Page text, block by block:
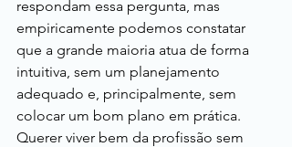
respondam essa pergunta, mas
empiricamente podemos constatar
que a grande maioria atua de forma
intuitiva, sem um planejamento
adequado e, principalmente, sem
colocar um bom plano em prática.
Querer viver bem da profissão sem